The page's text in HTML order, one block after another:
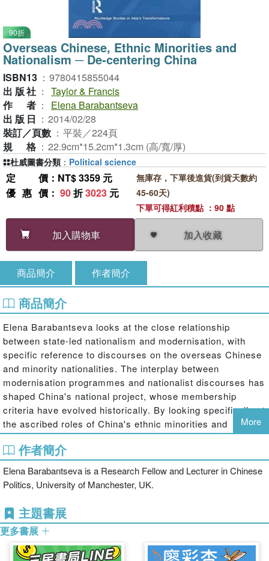
90折
Overseas Chinese, Ethnic Minorities and
Nationalism ─ De-centering China
ISBN13 ： 9780415855044
出版社 ： Taylor & Francis
作者 ：
Elena Barabantseva
出版日 ： 2014/02/28
裝訂／頁數 ： 平裝／224頁
規格 ： 22.9cm*15.2cm*1.3cm (高/寬/厚)
定價 ：NT$ 3359 元
優惠價 ： 90折3023 元
加入購物車 加入收藏
無庫存，下單後進貨(到貨天數約
45-60天)
下單可得紅利積點 ：90 點
杜威圖書分類 ： Political science
商品簡介 作者簡介
商品簡介
Elena Barabantseva looks at the close relationship
between state-led nationalism and modernisation, with
specific reference to discourses on the overseas Chinese
and minority nationalities. The interplay between
modernisation programmes and nationalist discourses has
shaped China's national project, whose membership
criteria have evolved historically. By looking specifically at
the ascribed roles of China's ethnic minorities and
overseas Chinese in successive state-led modernisation
efforts,
This book offers new perspectives on the changing
boundaries of the Chinese nation. It places domestic
single analytical framework, and examines how they
interact to frame the national project of the Chinese state.
territorial margins of the Chinese nation-state, the author
More
作者簡介
Elena Barabantseva is a Research Fellow and Lecturer in Chinese
Politics, University of Manchester, UK.
主題書展
更多書展